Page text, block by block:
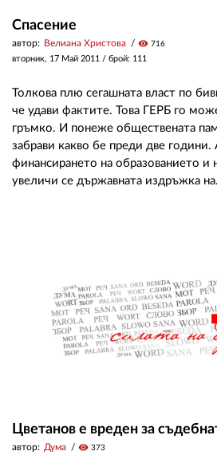
Спасение
автор: Велиана Христова visibility 716
вторник, 17 Май 2011 / брой: 111
Толкова плю сегашната власт по
че удави фактите. Това ГЕРБ го
гръмко. И понеже обществената
забрави какво бе преди две
финансирането на образованието и
увеличи се държавната издръжка
Цветанов е вреден за
автор: Дума visibility 373